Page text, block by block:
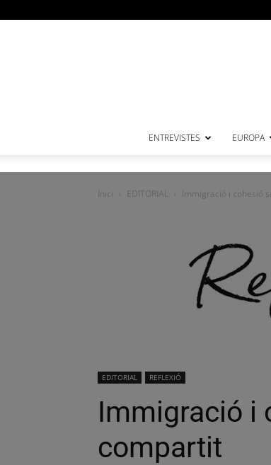
ENTREVISTES EUROPA
Inici EDITORIAL Immigració i cohesió
EDITORIAL REFLEXIÓ
Immigració i
compartit